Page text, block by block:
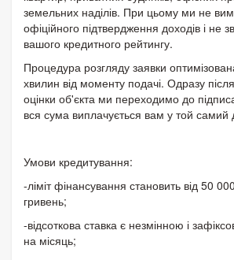
земельних наділів. При цьому ми не
офіційного підтвердження доходів і не
вашого кредитного рейтингу.
Процедура розгляду заявки
хвилин від моменту подачі. Одразу
оцінки об'єкта ми переходимо до
вся сума виплачується вам у той самий
Умови кредитування:
-ліміт фінансування становить від 50
гривень;
-відсоткова ставка є незмінною і
на місяць;